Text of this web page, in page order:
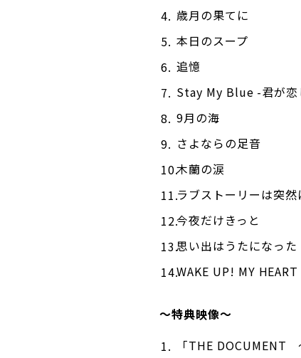
歳月の果てに
本日のスープ
追憶
Stay My Blue -君が恋
9月の海
さよならの足音
木蘭の涙
ラブストーリーは突然
今夜だけきっと
思い出はうたになった
WAKE UP! MY HEART
〜特典映像〜
「THE DOCUMENT